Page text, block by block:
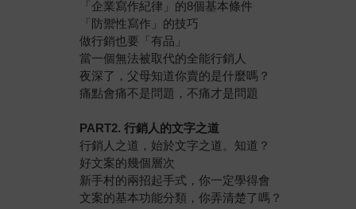
「企業寫作紀律」的8個基本條件
「防禦性寫作」的技巧
做行銷也要「有品」
當一個無法被取代的全能行銷人
夜深了，父母知道你賣的是什麼嗎？
痛點會痛不是問題，不痛才是問題
PART2. 行銷人的文字之道
行銷人之道，始於文字之道。知道？
好文案的幾個層次
新手村的兩招起手式，你一定學得會
文案的基本功能分類，你弄清楚了嗎？